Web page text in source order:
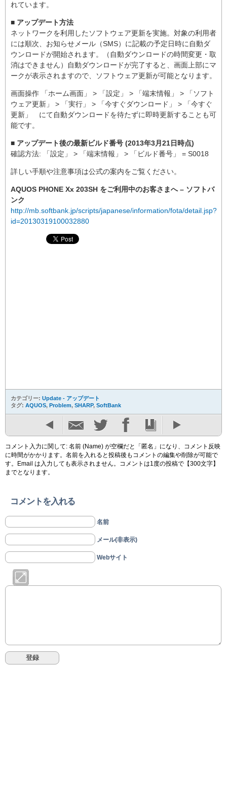
れています。
■ アップデート方法
ネットワークを利用したソフトウェア更新を実施。対象の利用者
には順次、お知らせメール（SMS）に記載の予定日時に自動ダ
ウンロードが開始されます。（自動ダウンロードの時間変更・取
消はできません）自動ダウンロードが完了すると、画面上部にマ
ークが表示されますので、ソフトウェア更新が可能となります。
画面操作 「ホーム画面」 > 「設定」 > 「端末情報」 > 「ソフト
ウェア更新」 > 「実行」 > 「今すぐダウンロード」 > 「今すぐ
更新」 にて自動ダウンロードを待たずに即時更新することも可
能です。
■ アップデート後の最新ビルド番号 (2013年3月21日時点)
確認方法: 「設定」 > 「端末情報」 > 「ビルド番号」 = S0018
詳しい手順や注意事項は公式の案内をご覧ください。
AQUOS PHONE Xx 203SH をご利用中のお客さまへ – ソフトバ
ンク
http://mb.softbank.jp/scripts/japanese/information/fota/detail.jsp?
id=20130319100032880
カテゴリー: Update - アップデート
タグ: AQUOS, Problem, SHARP, SoftBank
コメント入力に関して: 名前 (Name) が空欄だと「匿名」になり、コメント反映
に時間がかかります。名前を入れると投稿後もコメントの編集や削除が可能で
す。Email は入力しても表示されません。コメントは1度の投稿で【300文字】
までとなります。
コメントを入れる
名前
メール(非表示)
Webサイト